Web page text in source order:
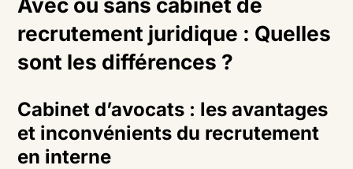
recrutement juridique : Quelles
sont les différences ?
Cabinet d’avocats : les avantages
et inconvénients du recrutement
en interne